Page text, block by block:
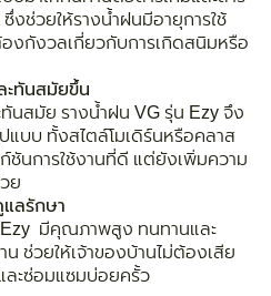
งช่วยให้รางน้ำฝนมีอายุการใช้
งกังวลเกี่ยวกับการเกิดสนิมหรือ
ะทันสมัยขึ้น
นสมัย รางน้ำฝน VG รุ่น Ezy จึง
แบบ ทั้งสไตล์โมเดิร์นหรือคลาส
ชันการใช้งานที่ดี แต่ยังเพิ่มความ
ย
แลรักษา
Ezy มีคุณภาพสูง ทนทานและ
น ช่วยให้เจ้าของบ้านไม่ต้องเสีย
ละซ่อมแซมบ่อยครั้ว